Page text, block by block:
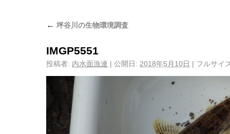
← 坪谷川の生物環境調査
IMGP5551
投稿者: 内水面漁連 | 公開日: 2018年5月10日 | フルサイ